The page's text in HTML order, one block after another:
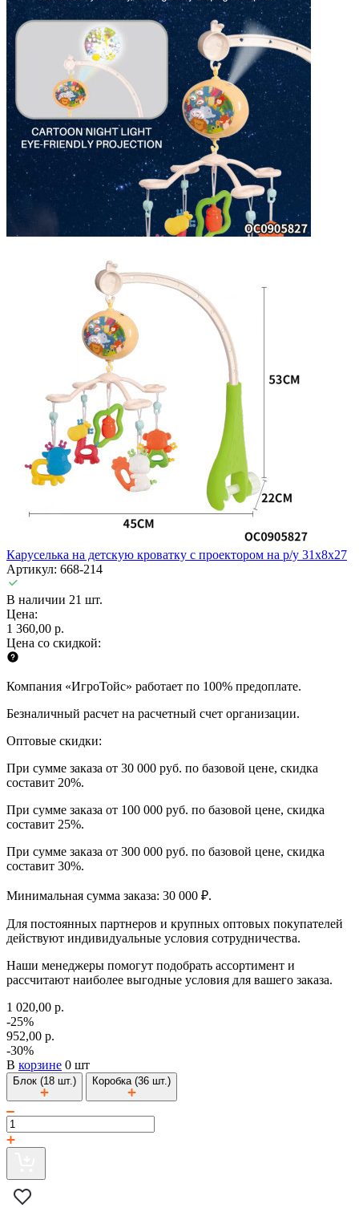
Каруселька на детскую кроватку с проектором на р/у 31х8х27
Артикул: 668-214
В наличии 21 шт.
Цена:
1 360,00 р.
Цена со скидкой:
Компания «ИгроТойс» работает по 100% предоплате.
Безналичный расчет на расчетный счет организации.
Оптовые скидки:
При сумме заказа от 30 000 руб. по базовой цене, скидка
составит 20%.
При сумме заказа от 100 000 руб. по базовой цене, скидка
составит 25%.
При сумме заказа от 300 000 руб. по базовой цене, скидка
составит 30%.
Минимальная сумма заказа: 30 000 ₽.
Для постоянных партнеров и крупных оптовых покупателей
действуют индивидуальные условия сотрудничества.
Наши менеджеры помогут подобрать ассортимент и
рассчитают наиболее выгодные условия для вашего заказа.
1 020,00 р.
-25%
952,00 р.
-30%
В корзине 0 шт
Блок (18 шт.) Коробка (36 шт.)